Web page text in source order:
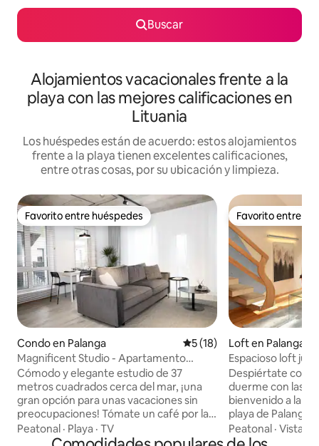
Buscar
Alojamientos vacacionales frente a la
playa con las mejores calificaciones en
Lituania
Los huéspedes están de acuerdo: estos alojamientos
frente a la playa tienen excelentes calificaciones,
entre otras cosas, por su ubicación y limpieza.
Favorito entre huéspedes
Favorito entre huéspedes
Condo en Palanga Calificación promedio: 5 de
5 (18)
Magnificent Studio - Apartamento
Dunes
Cómodo y elegante estudio de 37
metros cuadrados cerca del mar, ¡una
gran opción para unas vacaciones sin
preocupaciones! Tómate un café por la
mañana en el balcón mientras escuchas
el marisco, porque antes a solo 1 minuto
Peatonal · Playa · TV
Favorito entre
Favorito entre
Loft en Palanga
Espacioso loft
orientado a la
Despiértate con
duerme con las
bienvenido a la
playa de Palanga.
y luminoso
única: acceso
Peatonal ·Vista